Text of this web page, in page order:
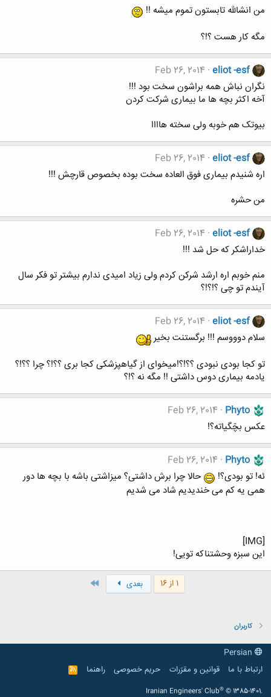
من انشالله تابستون تموم میشه !!
مگه کار هست ؟!؟
eliot -esf
Feb 26, 2014
نگران نباش همه براشون سخت بود !!!
آخه اکثر بچه ها ما بیماری شرکت کردن
بیوتک هم خوبه ولی سخته هاااا
eliot -esf
Feb 26, 2014
اره شنیدم بیماری فوق العاده سخت بوده بخصوص قارچش !!!
من حشره
eliot -esf
Feb 26, 2014
خداراشکر که حل شد !!!
منم خوبم اره ارشد شرکن کردم ولی زیاد امیدی ندارم بیشتر تو فکر سال
آیندم تو چی ؟!؟!؟
eliot -esf
Feb 26, 2014
سلام دوووسم !!! برگستنت بخیر
تو کجا بودی نبودی ؟؟!؟!میخوای از گیاهپزشکی کجا بری ؟؟!؟ چرا ؟؟!؟
یادمه بیماری دوس داشتی !! مگه نه ؟!؟
Phyto
Feb 26, 2014
عکس بچّگیاته؟!
Phyto
Feb 26, 2014
ئه! تو بودی؟!
حالا چرا برش داشتی؟ میزاشتی باشه با بچه ها دور
همی یه کم می خندیدیم شاد می شدیم
[IMG]
این سبزه وحشتناکه تویی!
1 از 16 بعدی
کاربران
ارتباط با ما
قوانین و مقرّرات حریم خصوصی راهنما
R
S
Iranian Engineers' Club® © 1385-1401.